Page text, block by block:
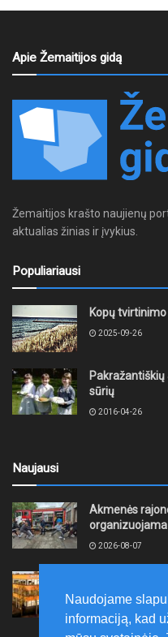
Apie Žemaitijos gidą
Žemaitijos krašto naujienų
aktualias žinias ir įvykius.
Populiariausi
Kopų
2025-09-26
sūrių
2016-04-26
Naujausi
Akmenės
organizuojama
2026-08-07
smulkiojo ir
2026-08-07
Naudojame
informaciją, kad